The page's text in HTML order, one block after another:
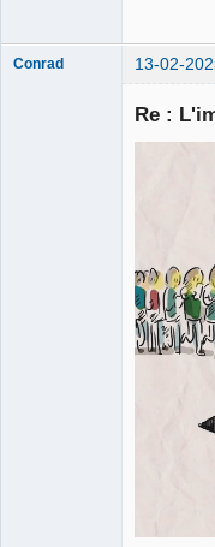
Conrad 13-02-
Re :